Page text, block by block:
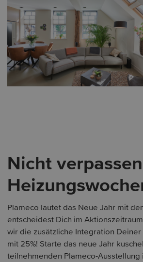
Nicht
Plameco läutet das Neue Jahr mit
entscheidest Dich im
wir die zusätzliche Integration
mit 25%! Starte das neue Jahr
teilnehmenden Plameco-Ausstellung